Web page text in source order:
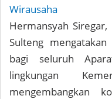
Wirausaha
Hermansyah
Sulteng
bagi seluruh
lingkungan
mengembangkan